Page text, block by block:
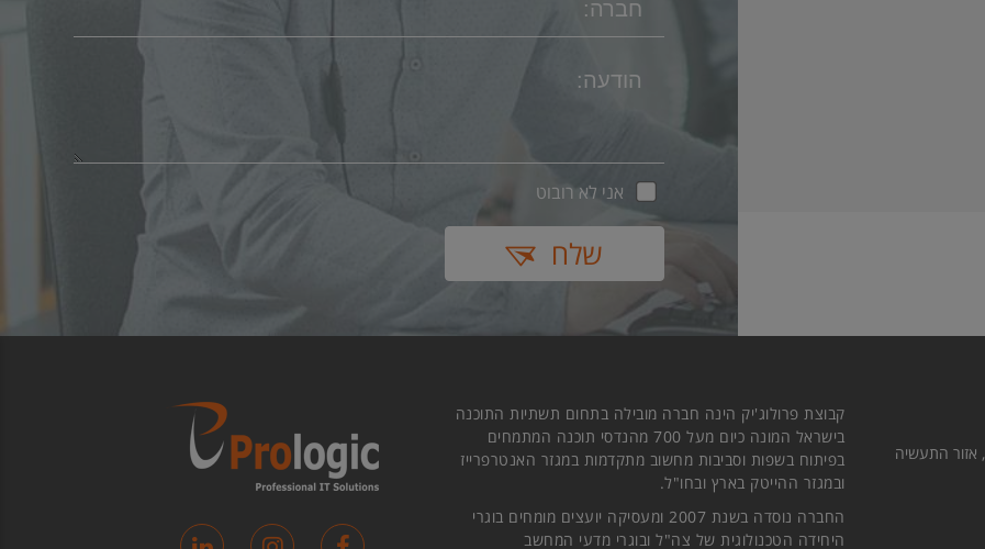
אני לא רובוט
שלח
רחוב המלאכה 21 קומה 2, אזור התעשיה
קבוצת פרולוג'יק הינה חברה מובילה בתחום תשתיות התוכנה
בישראל המונה כיום מעל 700 מהנדסי תוכנה המתמחים
בפיתוח בשפות וסביבות מחשוב מתקדמות במגזר האנטרפרייז
ובמגזר ההייטק בארץ ובחו"ל.
החברה נוסדה בשנת 2007 ומעסיקה יועצים מומחים בוגרי
היחידה הטכנולוגית של צה"ל ובוגרי מדעי המחשב